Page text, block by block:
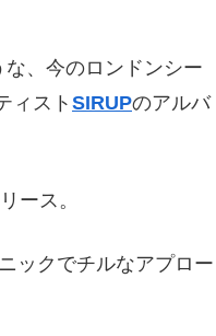
、今のロンドンシー
ィストSIRUPのアルバ
ース。
ックでチルなアプロー